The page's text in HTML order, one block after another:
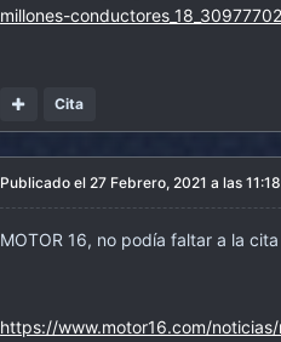
millones-
Cita
Publicado el 27 Febrero, 2021 a las 11:18
MOTOR 16, no podía faltar a la
https://www.motor16.com/